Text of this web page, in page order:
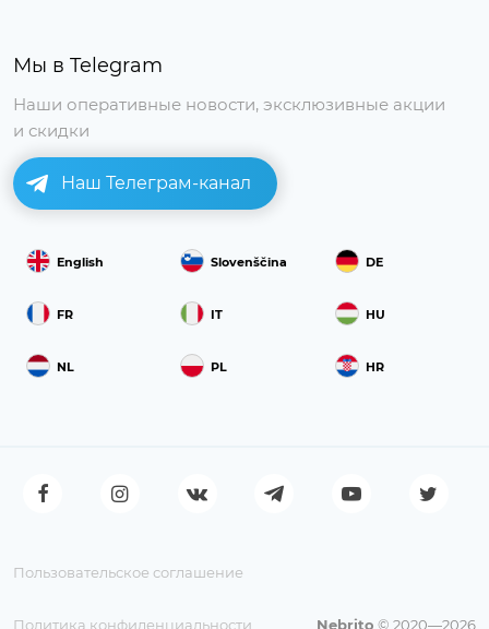
Мы в Telegram
Наши оперативные новости, эксклюзивные акции
и скидки
Наш Телеграм-канал
English Slovenščina DE
FR IT HU
NL PL HR
Пользовательское соглашение
Политика конфиденциальности Nebrito © 2020—2026